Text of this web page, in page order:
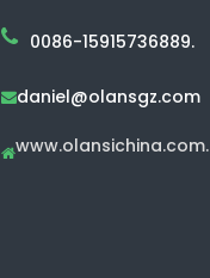
0086-15915736889.
daniel@olansgz.com
www.olansichina.com.